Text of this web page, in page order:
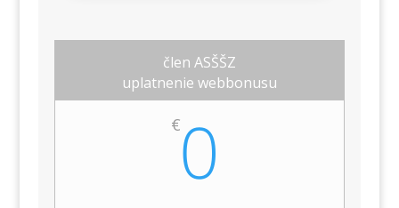
člen ASŠŠZ
uplatnenie webbonusu
€0